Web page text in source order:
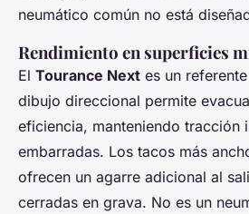
neumático común no está
Rendimiento en superficies
El Tourance Next es un
dibujo direccional permite
eficiencia, manteniendo tracción
embarradas. Los tacos más
ofrecen un agarre adicional al
cerradas en grava. No es un